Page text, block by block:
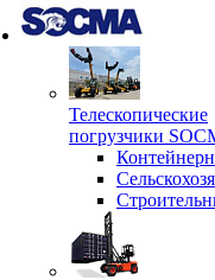
Телескопические
погрузчики